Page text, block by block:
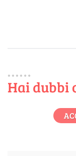
Hai dubbi